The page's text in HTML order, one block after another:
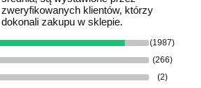
zweryfikowanych klientów, którzy
dokonali zakupu w sklepie.
(1987)
(266)
(2)